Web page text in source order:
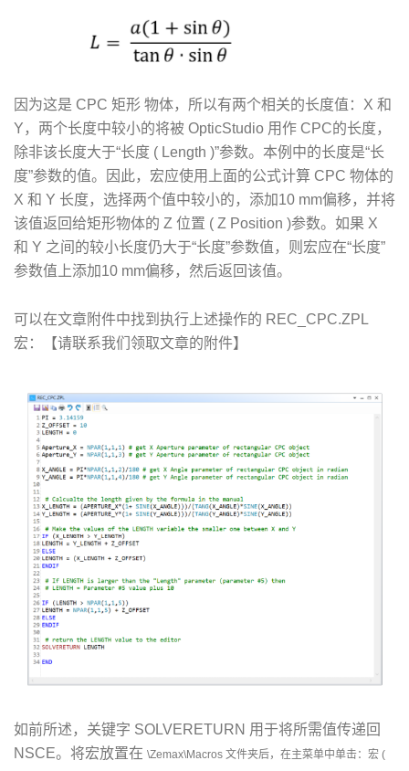
因为这是 CPC 矩形 物体，所以有两个相关的长度值：X 和
Y，两个长度中较小的将被 OpticStudio 用作 CPC的长度，
除非该长度大于“长度 ( Length )”参数。本例中的长度是“长
度”参数的值。因此，宏应使用上面的公式计算 CPC 物体的
X 和 Y 长度，选择两个值中较小的，添加10 mm偏移，并将
该值返回给矩形物体的 Z 位置 ( Z Position )参数。如果 X
和 Y 之间的较小长度仍大于“长度”参数值，则宏应在“长度”
参数值上添加10 mm偏移，然后返回该值。
可以在文章附件中找到执行上述操作的 REC_CPC.ZPL
宏：【请联系我们领取文章的附件】
如前所述，关键字 SOLVERETURN 用于将所需值传递回
NSCE。将宏放置在 \Zemax\Macros 文件夹后，在主菜单中单击：宏 (